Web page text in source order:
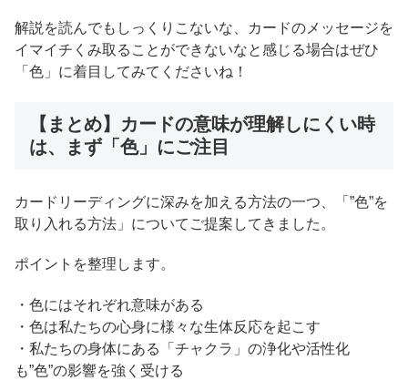
解説を読んでもしっくりこないな、カードのメッセージを
イマイチくみ取ることができないなと感じる場合はぜひ
「色」に着目してみてくださいね！
【まとめ】カードの意味が理解しにくい時
は、まず「色」にご注目
カードリーディングに深みを加える方法の一つ、「”色”を
取り入れる方法」についてご提案してきました。
ポイントを整理します。
・色にはそれぞれ意味がある
・色は私たちの心身に様々な生体反応を起こす
・私たちの身体にある「チャクラ」の浄化や活性化
も”色”の影響を強く受ける